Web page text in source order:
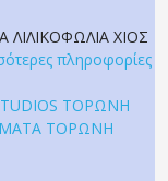
ΛΙΛΙΚΟΦΩΛΙΑ ΧΙΟΣ
πληροφορίες